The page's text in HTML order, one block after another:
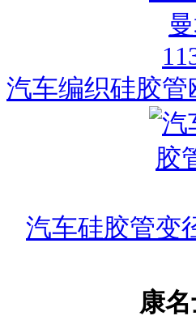
汽车编织硅胶管
汽车硅胶管变
康